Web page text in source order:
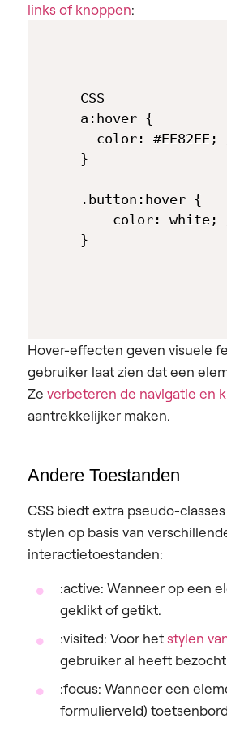
links of knoppen:
CSS
a:hover {
color: #EE82EE;
}
.button:hover {
color: white;
Hover-effecten geven visuele
gebruiker laat zien dat een
Ze verbeteren de navigatie en
aantrekkelijker maken.
Andere Toestanden
CSS biedt extra pseudo-
stylen op basis van
interactietoestanden:
:active: Wanneer op een
geklikt of getikt.
:visited: Voor hetstylen
gebruiker al heeft
:focus: Wanneer een
formulierveld)